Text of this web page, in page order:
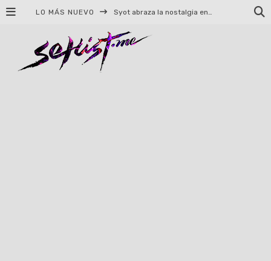
LO MÁS NUEVO Helloween celebrará 40 años de historia con conciertos en Ciudad de México y Guadalajara